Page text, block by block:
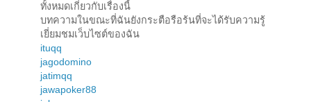
ทั้งหมดเกี่ยวกับเรื่องนี้
บทความในขณะที่ฉันยังกระตือรือร้นที่จะได้รับความรู้
เยี่ยมชมเว็บไซต์ของฉัน
ituqq
jagodomino
jatimqq
jawapoker88